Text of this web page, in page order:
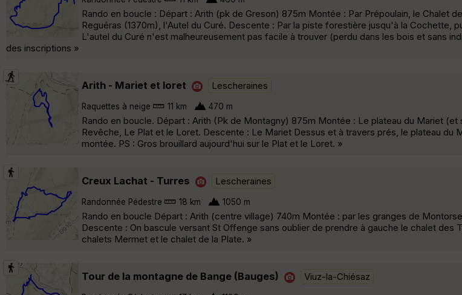
Rando en boucle : Départ : Arith (pk de Greson) 875m Montée : Par Prépoulain, le Chalet
Reguéras (1370m), l'Autel du Curé. Descente : Par la piste forestière jusqu'à la Cochette,
L'autel du Curé n'est malheureusement pas facile à trouver (perdu dans les bois et sans
des inscriptions »
Arith - Mariet et loret Lescheraines
Raquettes à neige 11 km 470 m
Rando en boucle. Départ : Arith (Pk de Montagny) 875m Montée : Le plateau du Mariet
Revêche, Le Plat et le Loret. Descente : Le Mariet Dessus et à travers prés, le plateau du
montée. PS : Gros brouillard aujourd'hui sur le Plat et le Loret. »
Creux Lachat - Turres Lescheraines
Randonnée Pédestre 18 km 1050 m
Rando en boucle Départ : Arith (centre village) 740m Montée : par les granges de
Descente : On bascule versant St Offenge sans oublier de prendre à gauche le chalet des
chalets Mermet et le chalet de la Plate. »
Tour de la montagne de Bange (Bauges) Viuz-la-Chiésaz